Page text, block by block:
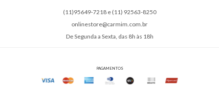
(11)95649-7218 e (11) 92563-8250
onlinestore@carmim.com.br
De Segunda a Sexta, das 8h às 18h
PAGAMENTOS